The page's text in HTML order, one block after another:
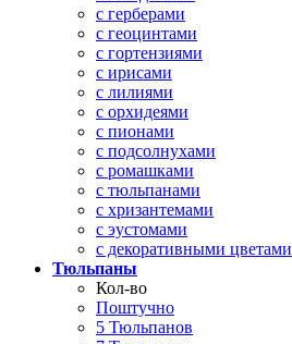
с герберами
с геоцинтами
с гортензиями
с ирисами
с лилиями
с орхидеями
с пионами
с подсолнухами
с ромашками
с тюльпанами
с хризантемами
с эустомами
с декоративными цветами
Тюльпаны
Кол-во
Поштучно
5 Тюльпанов